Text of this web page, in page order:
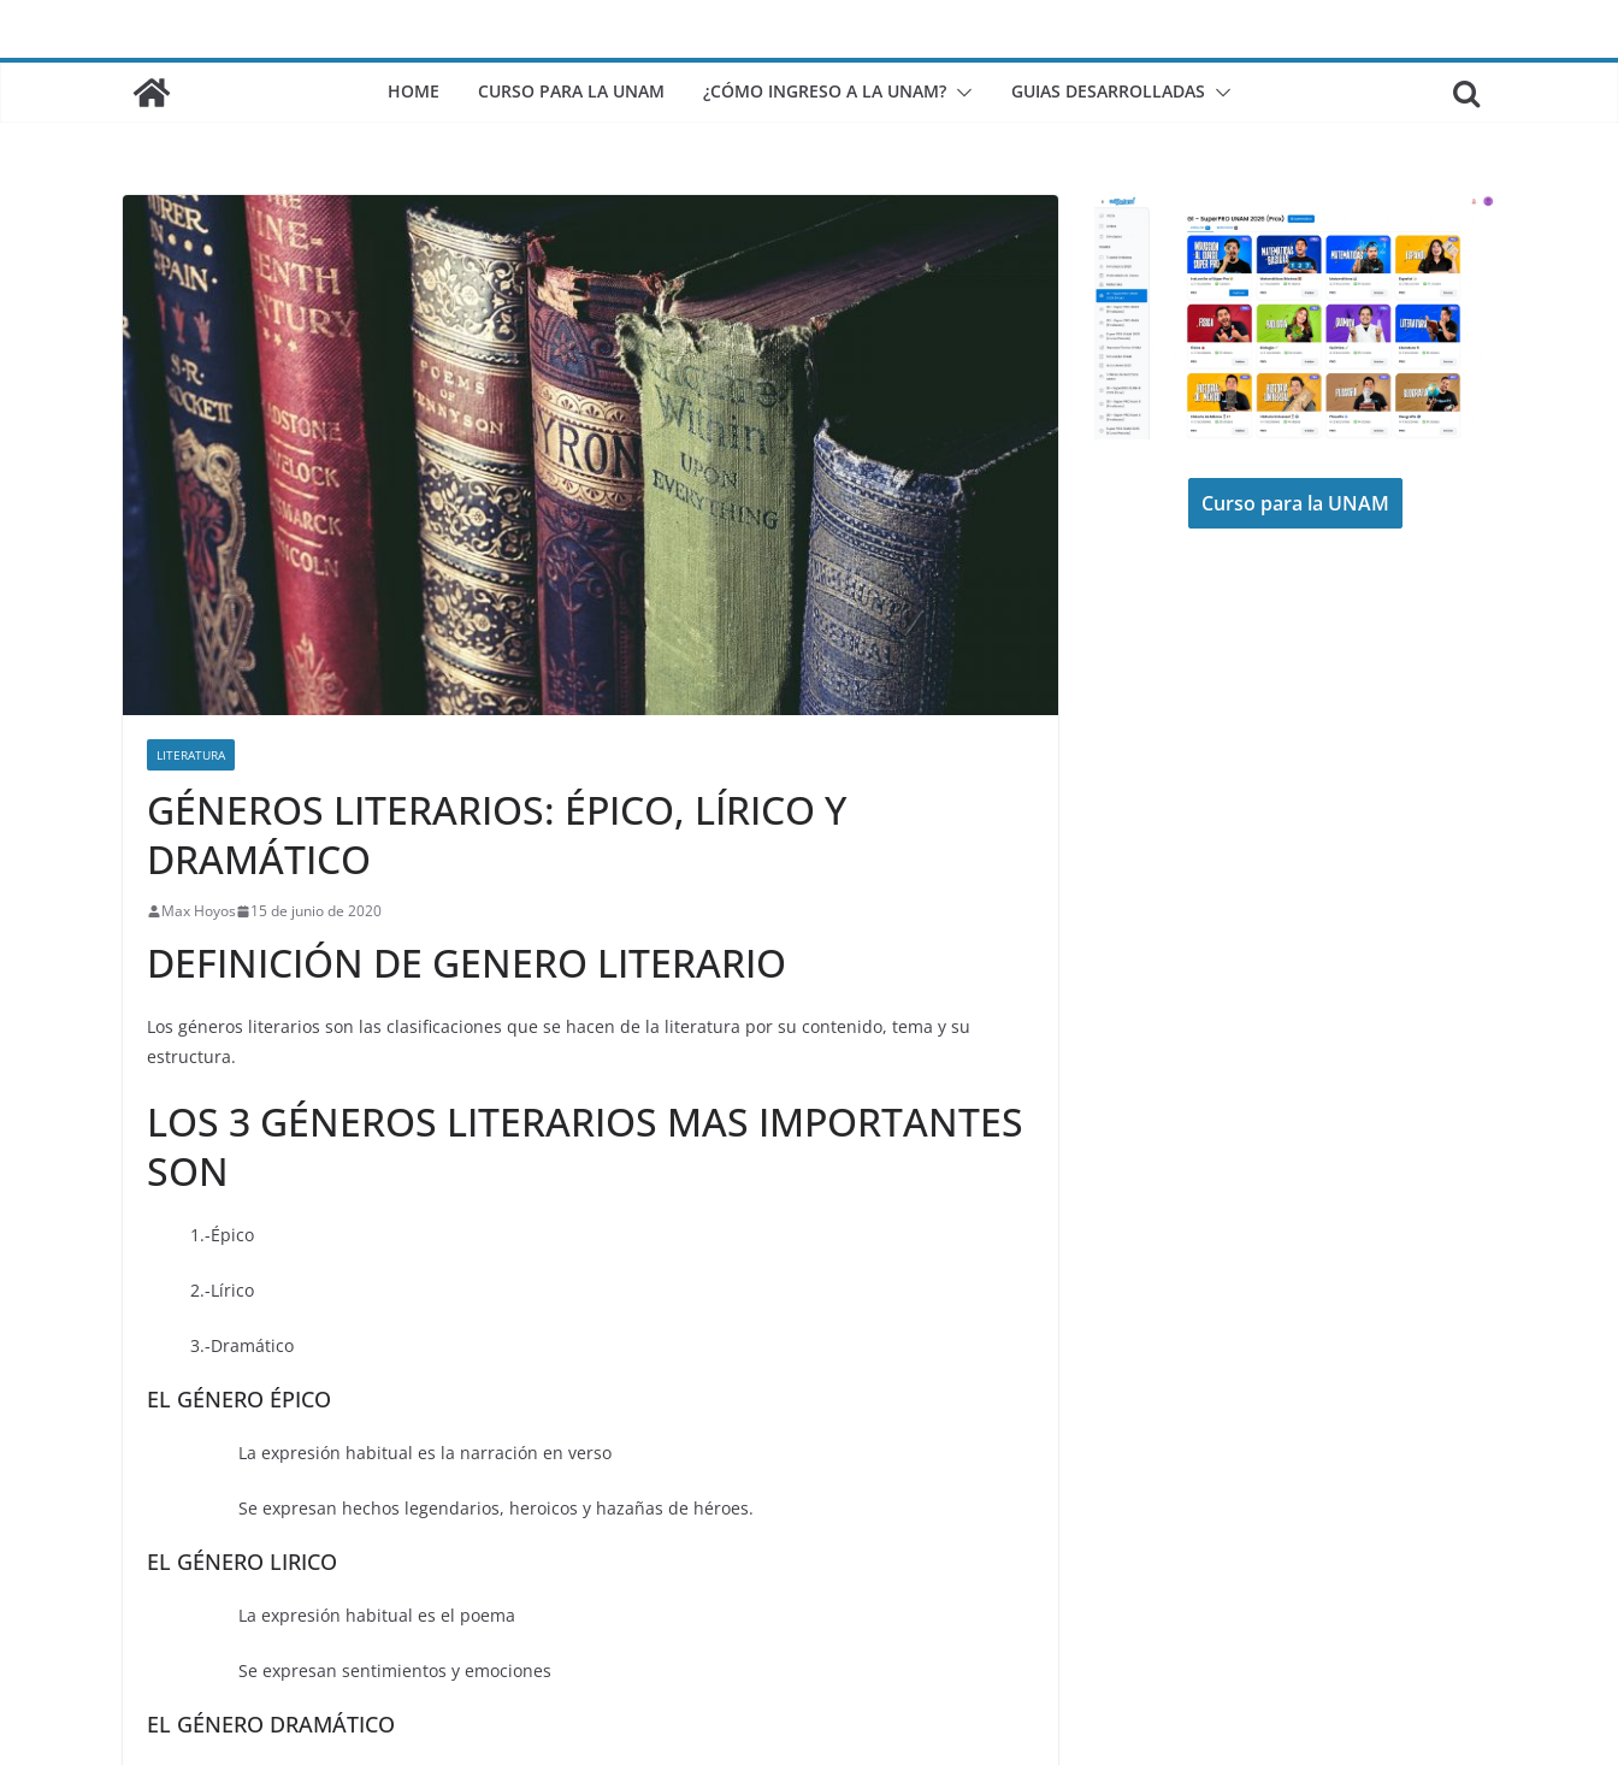
HOME CURSO PARA LA UNAM ¿CÓMO INGRESO A LA UNAM? GUIAS DESARROLLADAS
LITERATURA
GÉNEROS LITERARIOS: ÉPICO, LÍRICO Y
DRAMÁTICO
Max Hoyos 15 de junio de 2020
DEFINICIÓN DE GENERO LITERARIO
Los géneros literarios son las clasificaciones que se hacen de la literatura por su contenido, tema y su
estructura.
LOS 3 GÉNEROS LITERARIOS MAS IMPORTANTES
SON
1.-Épico
2.-Lírico
3.-Dramático
EL GÉNERO ÉPICO
La expresión habitual es la narración en verso
Se expresan hechos legendarios, heroicos y hazañas de héroes.
EL GÉNERO LIRICO
La expresión habitual es el poema
Se expresan sentimientos y emociones
EL GÉNERO DRAMÁTICO
Curso para la UNAM